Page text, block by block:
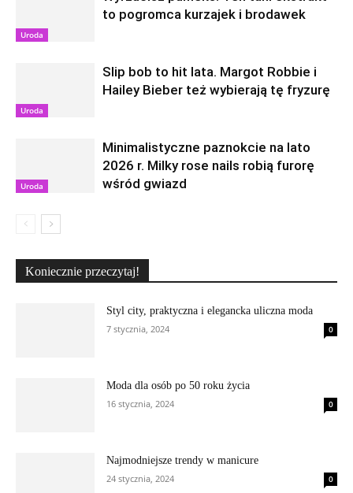
Uroda
to pogromca kurzajek i brodawek
Uroda
Slip bob to hit lata. Margot Robbie i
Hailey Bieber też wybierają tę fryzurę
Uroda
Minimalistyczne paznokcie na lato
2026 r. Milky rose nails robią furorę
wśród gwiazd
Koniecznie przeczytaj!
Styl city, praktyczna i elegancka uliczna moda
7 stycznia, 2024
0
Moda dla osób po 50 roku życia
16 stycznia, 2024
0
Najmodniejsze trendy w manicure
24 stycznia, 2024
0